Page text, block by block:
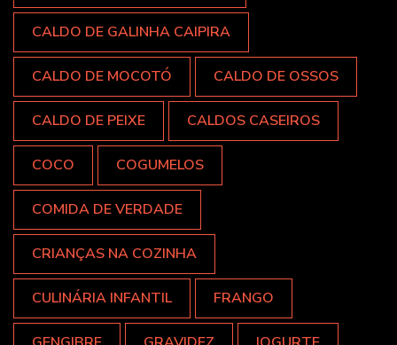
CALDO DE GALINHA CAIPIRA
CALDO DE MOCOTÓ CALDO DE OSSOS
CALDO DE PEIXE CALDOS CASEIROS
COCO COGUMELOS
COMIDA DE VERDADE
CRIANÇAS NA COZINHA
CULINÁRIA INFANTIL FRANGO